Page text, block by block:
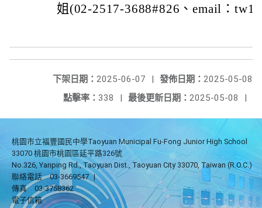
姐(02-2517-3688#826、email：
發佈日期： 2025-05-08
下架日期： 2025-06-07
|
最後更新日期： 2025-05-08 |
點擊率： 338 |
桃園市立福豐國民中學Taoyuan Municipal Fu-Fong Junior High School
33070 桃園市桃園區延平路326號
No.326, Yanping Rd., Taoyuan Dist., Taoyuan City 33070, Taiwan (R.O.C.)
聯絡電話
03-3669547 |
傳真
03-3758362
電子信箱